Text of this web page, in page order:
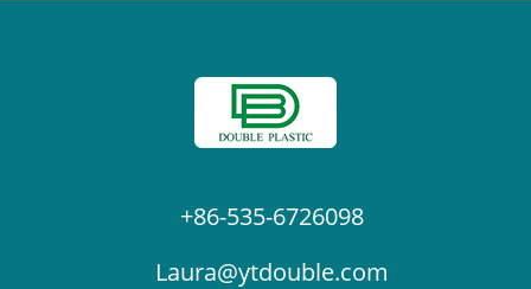
+86-535-6726098
Laura@ytdouble.com